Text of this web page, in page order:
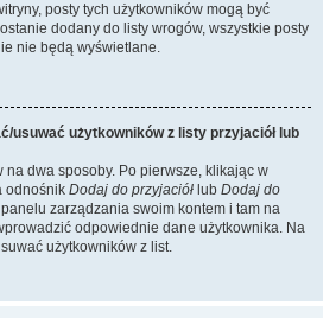
posty tych użytkowników mogą być
dodany do listy wrogów, wszystkie posty
nie będą wyświetlane.
usuwać użytkowników z listy przyjaciół lub
na dwa sposoby. Po pierwsze, klikając w
odnośnik Dodaj do przyjaciół lub Dodaj do
zarządzania swoim kontem i tam na
odpowiednie dane użytkownika. Na
użytkowników z list.